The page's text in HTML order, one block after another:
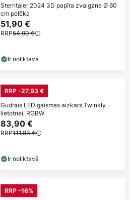
Sterntaler 2024 3D papīra zvaigzne Ø 60
cm pelēka
51,90 €
RRP54,90 €
Ir noliktavā
RRP -27,93 €
Gudrais LED gaismas aizkars Twinkly
lietotnei, RGBW
83,90 €
RRP111,83 €
Ir noliktavā
RRP -16%